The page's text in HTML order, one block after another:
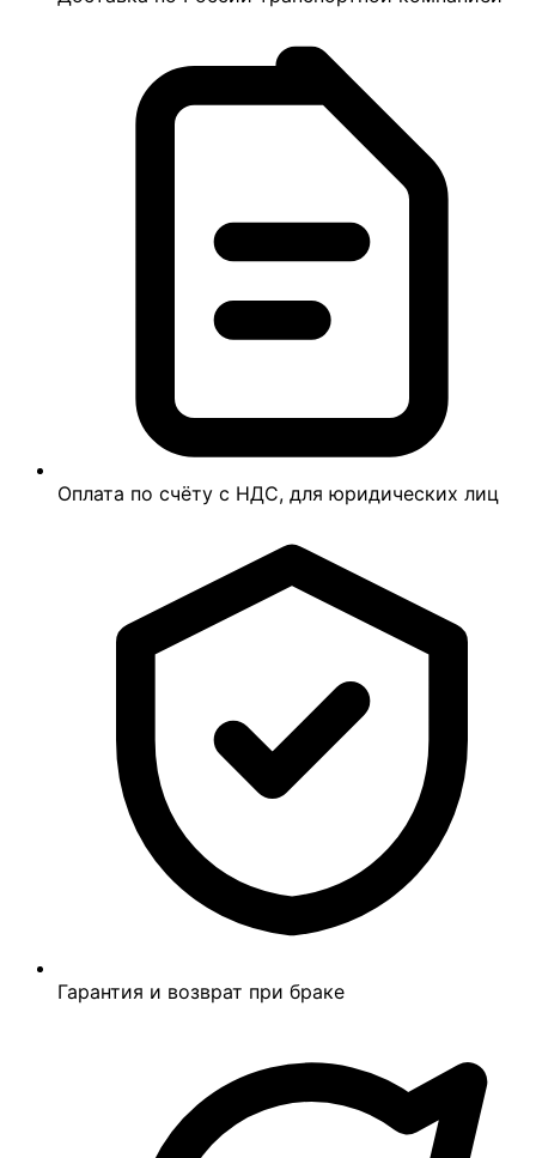
Оплата по счёту с НДС, для юридических лиц
Гарантия и возврат при браке